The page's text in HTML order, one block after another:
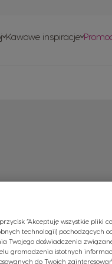
Kawowe inspiracje
“Akceptuję wszystkie pliki
technologii) pochodzących
Twojego doświadczenia
gromadzenia istotnych
do Twoich